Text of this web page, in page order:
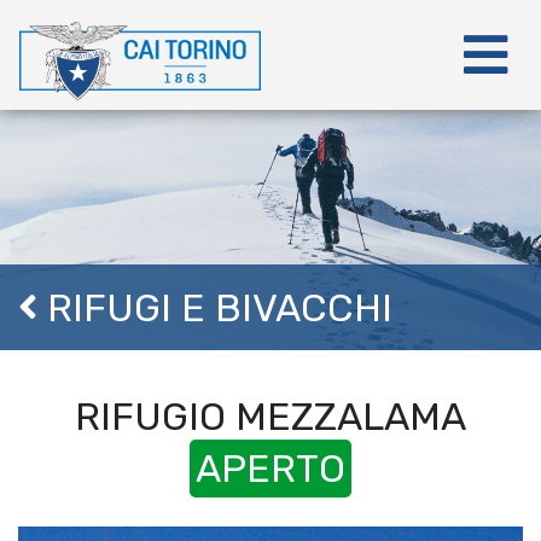
RIFUGI E BIVACCHI
RIFUGIO MEZZALAMA
APERTO